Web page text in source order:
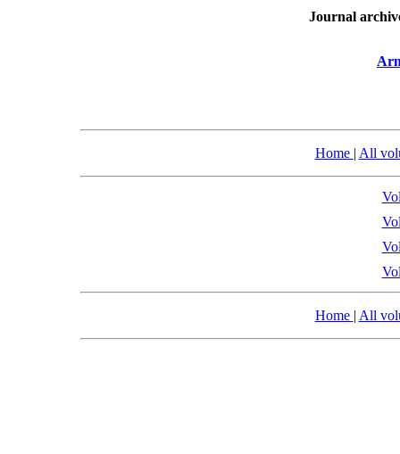
Journal
Home | All
Home | All